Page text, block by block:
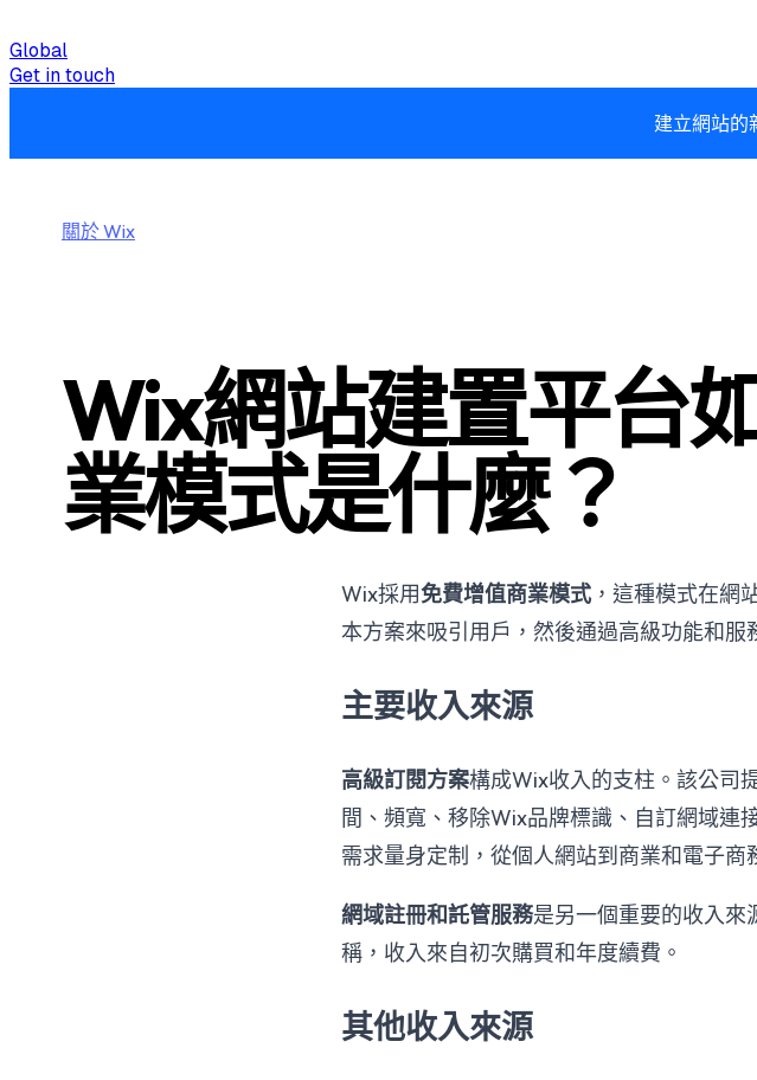
Global
Get in touch
建立網站的
關於 Wix
Wix網站建置平台
業模式是什麼？
Wix採用免費增值商業模式 ，這種模式在網
本方案來吸引用戶，然後通過高級功能和服
主要收入來源
高級訂閱方案構成Wix收入的支柱。該公司
間、頻寬、移除Wix品牌標識、自訂網域連
需求量身定制，從個人網站到商業和電子商
網域註冊和託管服務是另一個重要的收入來
稱，收入來自初次購買和年度續費。
其他收入來源